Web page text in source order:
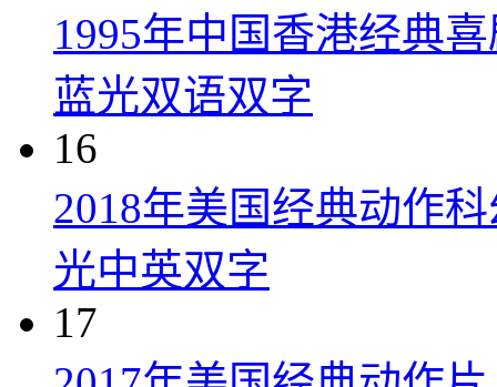
1995年中国香港经典
蓝光双语双字
16
2018年美国经典动作
光中英双字
17